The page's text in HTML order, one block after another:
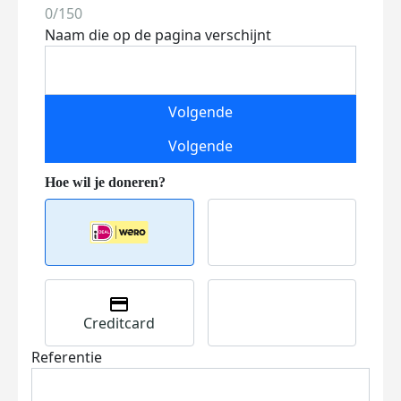
0/150
Naam die op de pagina verschijnt
Volgende
Volgende
Creditcard
Referentie